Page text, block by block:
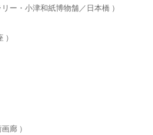
ー・小津和紙博物舗／日本橋 ）
）
廊 ）